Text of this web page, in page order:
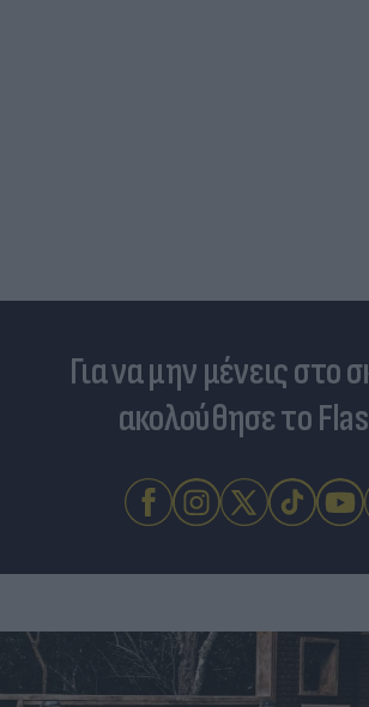
Για να μην μένεις στο
ακολούθησε το